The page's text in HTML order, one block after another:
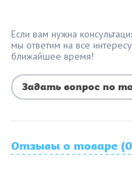
Если вам нужна
мы ответим на все
ближайшее время!
Задать вопрос по
Отзывы о товаре